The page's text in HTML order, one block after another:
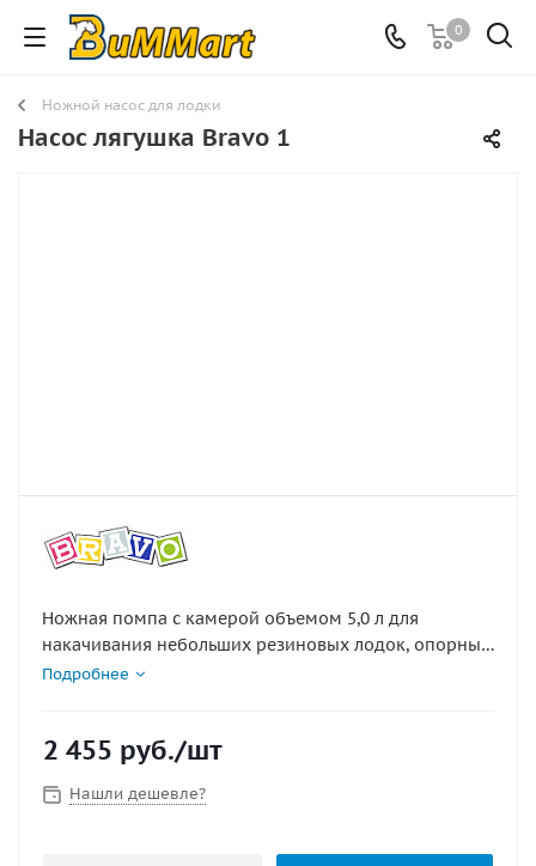
0
Ножной насос для лодки
Насос лягушка Bravo 1
Ножная помпа с камерой объемом 5,0 л для
накачивания небольших резиновых лодок, опорные
поверхности изготовлены из прочного пластика, а
мБар. Размеры: 26 х 20 х 8 см. Комплектуется
Подробнее
2 455 руб./шт
Нашли дешевле?